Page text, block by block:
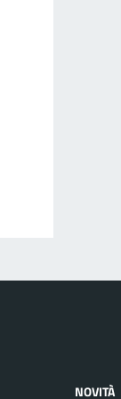
NOVITÀ